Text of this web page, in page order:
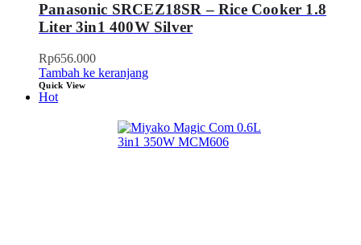
Panasonic SRCEZ18SR – Rice Cooker 1.8
Liter 3in1 400W Silver
Rp656.000
Tambah ke keranjang
Quick View
Hot